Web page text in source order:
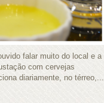
falar muito do local e a
com cervejas
diariamente, no térreo,...